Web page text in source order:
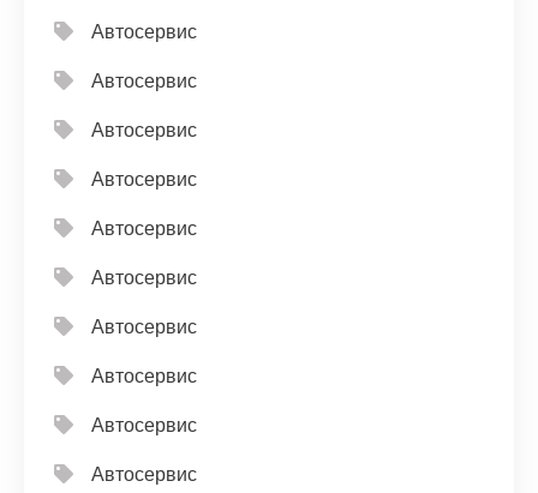
Автосервис
Автосервис
Автосервис
Автосервис
Автосервис
Автосервис
Автосервис
Автосервис
Автосервис
Автосервис